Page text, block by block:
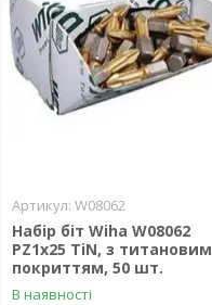
W08062
Набір біт Wiha W08062
РZ1х25 TiN, з титановим
покриттям, 50 шт.
В наявності